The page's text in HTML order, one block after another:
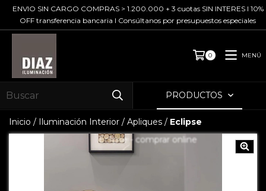
ENVIO SIN CARGO COMPRAS > 1.200.000 + 3 cuotas SIN INTERES I 10%
OFF transferencia bancaria I Consúltanos por presupuestos especiales
0 MENÚ
PRODUCTOS
Inicio / Iluminación Interior / Apliques / Eclipse